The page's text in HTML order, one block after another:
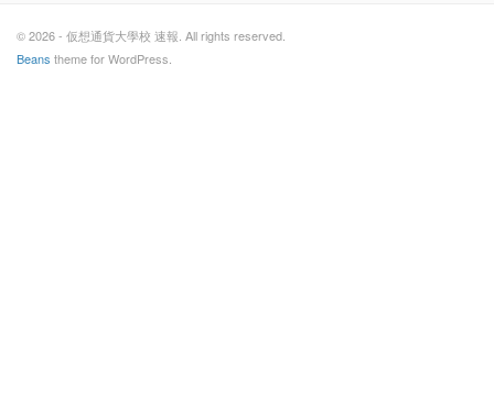
© 2026 - 仮想通貨大學校 速報. All rights reserved.
Beans theme for WordPress.